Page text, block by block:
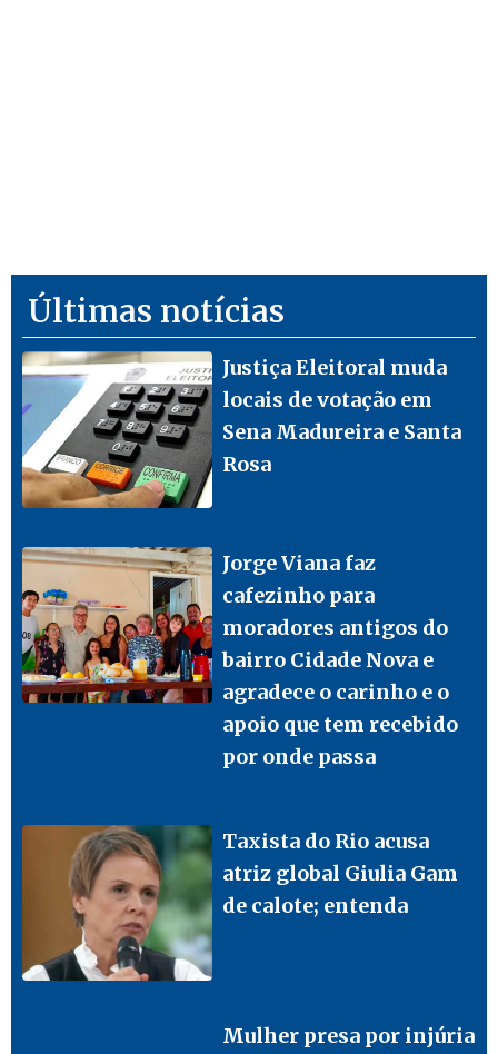
Últimas notícias
Justiça Eleitoral muda
locais de votação em
Sena Madureira e Santa
Rosa
Jorge Viana faz
cafezinho para
moradores antigos do
bairro Cidade Nova e
agradece o carinho e o
apoio que tem recebido
por onde passa
Taxista do Rio acusa
atriz global Giulia Gam
de calote; entenda
Mulher presa por injúria